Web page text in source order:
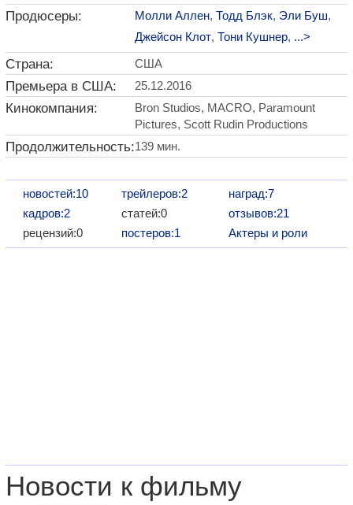
Продюсеры: Молли Аллен, Тодд Блэк, Эли Буш,
Джейсон Клот, Тони Кушнер, ...>
Страна: США
Премьера в США: 25.12.2016
Кинокомпания:
Bron Studios, MACRO, Paramount
Pictures, Scott Rudin Productions
Продолжительность:139 мин.
новостей:10
кадров:2
рецензий:0
трейлеров:2
статей:0
постеров:1
наград:7
отзывов:21
Актеры и роли
Новости к фильму